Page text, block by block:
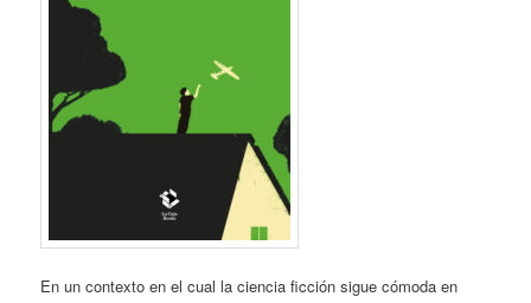
En un contexto en el cual la ciencia ficción sigue cómoda en